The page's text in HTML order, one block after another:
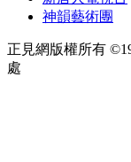
神韻藝術團
正見網版權所有
處